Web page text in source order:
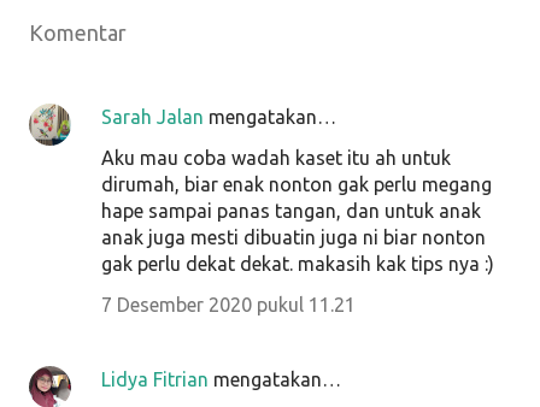
Komentar
Sarah Jalan mengatakan…
Aku mau coba wadah kaset itu ah untuk
dirumah, biar enak nonton gak perlu megang
hape sampai panas tangan, dan untuk anak
anak juga mesti dibuatin juga ni biar nonton
gak perlu dekat dekat. makasih kak tips nya :)
7 Desember 2020 pukul 11.21
Lidya Fitrian mengatakan…